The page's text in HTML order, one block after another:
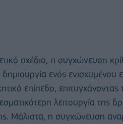
σχέδιο, η συγχώνευση
ενός ενισχυμένου
επίπεδο,
λειτουργία της
Μάλιστα, η συγχώνευση